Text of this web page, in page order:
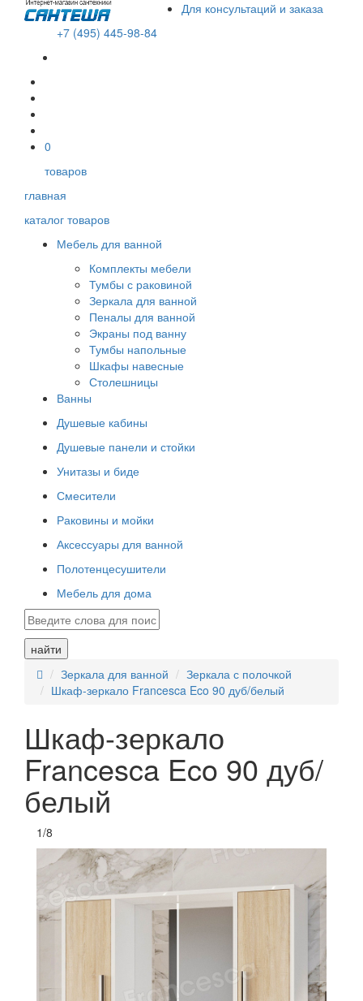
Для консультаций и заказа
+7 (495) 445-98-84
0
товаров
главная
каталог товаров
Мебель для ванной
Комплекты мебели
Тумбы с раковиной
Зеркала для ванной
Пеналы для ванной
Экраны под ванну
Тумбы напольные
Шкафы навесные
Столешницы
Ванны
Душевые кабины
Душевые панели и стойки
Унитазы и биде
Смесители
Раковины и мойки
Аксессуары для ванной
Полотенцесушители
Мебель для дома
найти
Зеркала для ванной
Зеркала с полочкой
Шкаф-зеркало Francesca Eco 90 дуб/белый
Шкаф-зеркало
Francesca Eco 90 дуб/
белый
1/8